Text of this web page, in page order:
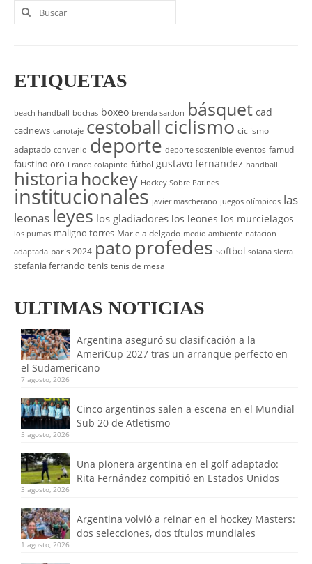
Buscar
por:
ETIQUETAS
beach handball bochas boxeo brenda sardon básquet cad
cadnews canotaje cestoballciclismo ciclismo
adaptado convenio deporte deporte sostenible eventos famud
faustino oro Franco colapinto fútbol gustavo fernandez handball
historia hockey Hockey Sobre Patines
institucionales javier mascherano juegos olímpicos las
leonas leyes los gladiadores los leones los murcielagos
los pumas maligno torres Mariela delgado medio ambiente natacion
adaptada paris 2024 pato profedes softbol solana sierra
stefania ferrando tenis tenis de mesa
ULTIMAS NOTICIAS
Argentina aseguró su clasificación a la
AmeriCup 2027 tras un arranque perfecto en
el Sudamericano
7 agosto, 2026
Cinco argentinos salen a escena en el Mundial
Sub 20 de Atletismo
5 agosto, 2026
Una pionera argentina en el golf adaptado:
Rita Fernández compitió en Estados Unidos
3 agosto, 2026
Argentina volvió a reinar en el hockey Masters:
dos selecciones, dos títulos mundiales
1 agosto, 2026